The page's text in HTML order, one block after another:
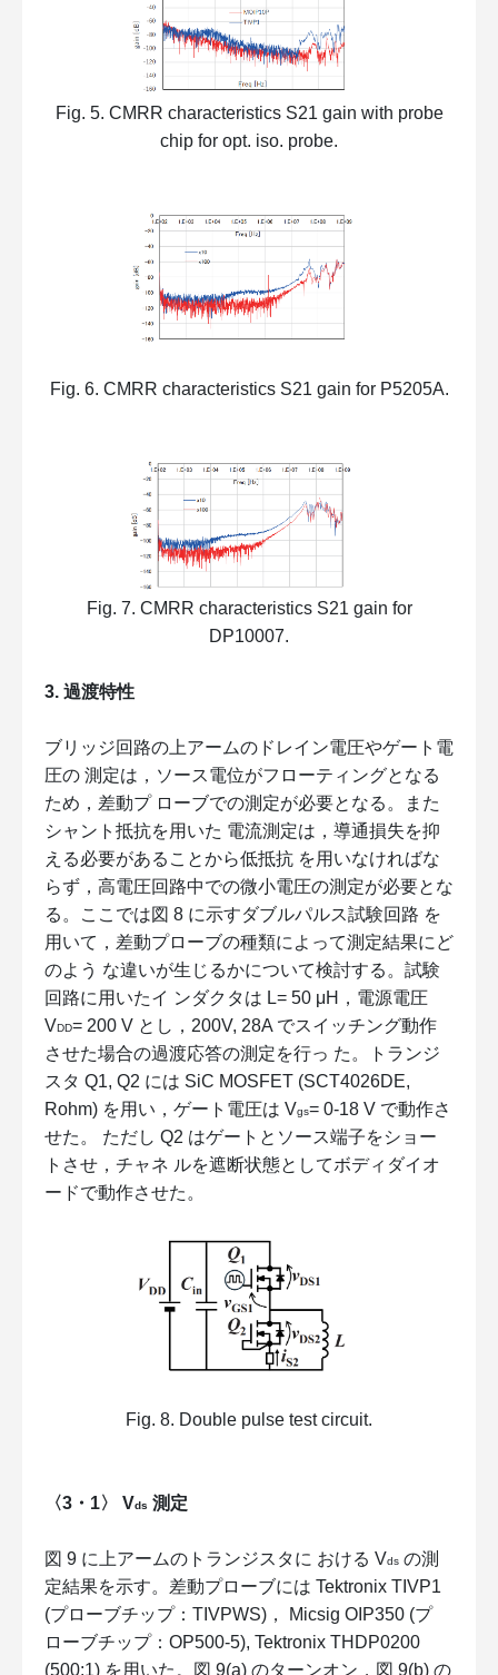
Fig. 5. CMRR characteristics S21 gain with probe
chip for opt. iso. probe.
Fig. 6. CMRR characteristics S21 gain for P5205A.
Fig. 7. CMRR characteristics S21 gain for
DP10007.
3. 過渡特性
ブリッジ回路の上アームのドレイン電圧やゲート電
圧の 測定は，ソース電位がフローティングとなる
ため，差動プ ローブでの測定が必要となる。また
シャント抵抗を用いた 電流測定は，導通損失を抑
える必要があることから低抵抗 を用いなければな
らず，高電圧回路中での微小電圧の測定が必要とな
る。ここでは図 8 に示すダブルパルス試験回路 を
用いて，差動プローブの種類によって測定結果にど
のよう な違いが生じるかについて検討する。試験
回路に用いたイ ンダクタは L= 50 μH，電源電圧
VDD= 200 V とし，200V, 28A でスイッチング動作
させた場合の過渡応答の測定を行っ た。トランジ
スタ Q1, Q2 には SiC MOSFET (SCT4026DE,
Rohm) を用い，ゲート電圧は Vgs= 0-18 V で動作さ
せた。 ただし Q2 はゲートとソース端子をショー
トさせ，チャネ ルを遮断状態としてボディダイオ
ードで動作させた。
Fig. 8. Double pulse test circuit.
〈3・1〉 Vds 測定
図 9 に上アームのトランジスタに おける Vds の測
定結果を示す。差動プローブには Tektronix TIVP1
(プローブチップ：TIVPWS)， Micsig OIP350 (プ
ローブチップ：OP500-5), Tektronix THDP0200
(500:1) を用いた。図 9(a) のターンオン，図 9(b) の